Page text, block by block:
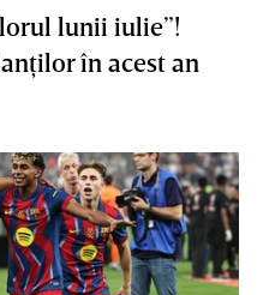
lunii iulie”!
în acest an